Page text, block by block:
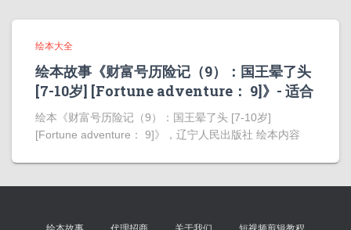
绘本大全
绘本故事《财富号历险记（9）：国王晕了头
[7-10岁] [Fortune adventure： 9]》- 适合
绘本《财富号历险记（9）：国王晕了头 [7-10岁]
[Fortune adventure： 9]》，辽宁人民出版社 绘本内容